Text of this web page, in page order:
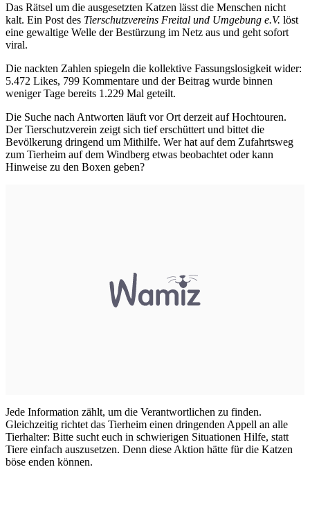
Das Rätsel um die ausgesetzten Katzen lässt die Menschen nicht
kalt. Ein Post des Tierschutzvereins Freital und Umgebung e.V. löst
eine gewaltige Welle der Bestürzung im Netz aus und geht sofort
viral.
Die nackten Zahlen spiegeln die kollektive Fassungslosigkeit wider:
5.472 Likes, 799 Kommentare und der Beitrag wurde binnen
weniger Tage bereits 1.229 Mal geteilt.
Die Suche nach Antworten läuft vor Ort derzeit auf Hochtouren.
Der Tierschutzverein zeigt sich tief erschüttert und bittet die
Bevölkerung dringend um Mithilfe. Wer hat auf dem Zufahrtsweg
zum Tierheim auf dem Windberg etwas beobachtet oder kann
Hinweise zu den Boxen geben?
Jede Information zählt, um die Verantwortlichen zu finden.
Gleichzeitig richtet das Tierheim einen dringenden Appell an alle
Tierhalter: Bitte sucht euch in schwierigen Situationen Hilfe, statt
Tiere einfach auszusetzen. Denn diese Aktion hätte für die Katzen
böse enden können.